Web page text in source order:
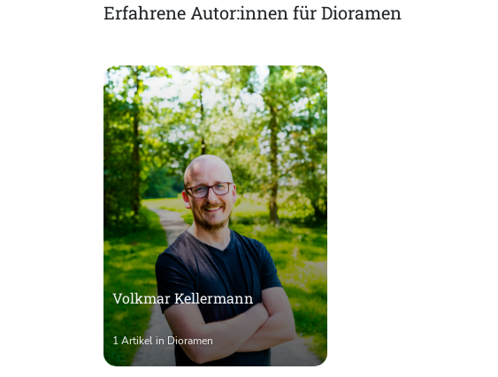
Erfahrene Autor:innen für Dioramen
Volkmar Kellermann
1 Artikel in Dioramen